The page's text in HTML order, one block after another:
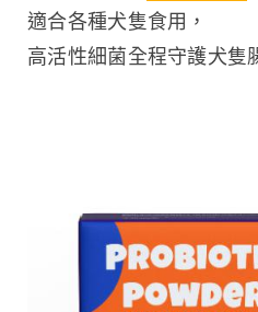
適合各種犬隻食用，
高活性細菌全程守護犬隻